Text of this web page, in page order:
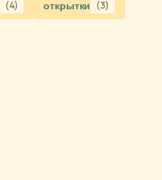
(4) открытки (3)